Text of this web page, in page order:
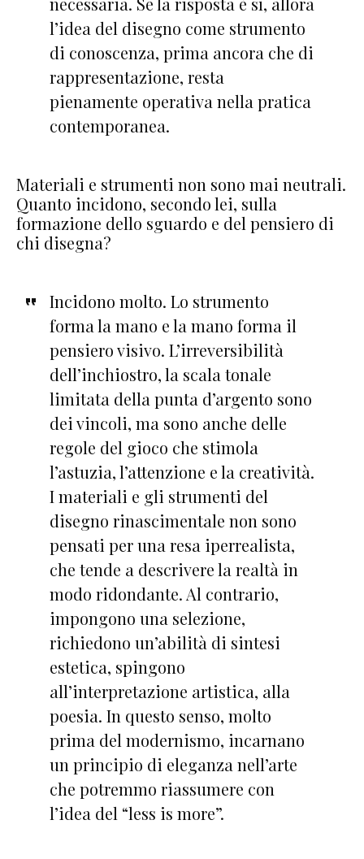
l’idea del disegno come strumento
di conoscenza, prima ancora che di
rappresentazione, resta
pienamente operativa nella pratica
contemporanea.
Materiali e strumenti non sono mai neutrali.
Quanto incidono, secondo lei, sulla
formazione dello sguardo e del pensiero di
chi disegna?
Incidono molto. Lo strumento
forma la mano e la mano forma il
pensiero visivo. L’irreversibilità
dell’inchiostro, la scala tonale
limitata della punta d’argento sono
dei vincoli, ma sono anche delle
regole del gioco che stimola
l’astuzia, l’attenzione e la creatività.
I materiali e gli strumenti del
disegno rinascimentale non sono
pensati per una resa iperrealista,
che tende a descrivere la realtà in
modo ridondante. Al contrario,
impongono una selezione,
richiedono un’abilità di sintesi
estetica, spingono
all’interpretazione artistica, alla
poesia. In questo senso, molto
prima del modernismo, incarnano
un principio di eleganza nell’arte
che potremmo riassumere con
l’idea del “less is more”.